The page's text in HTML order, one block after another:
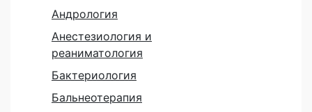
Андрология
Анестезиология и
реаниматология
Бактериология
Бальнеотерапия